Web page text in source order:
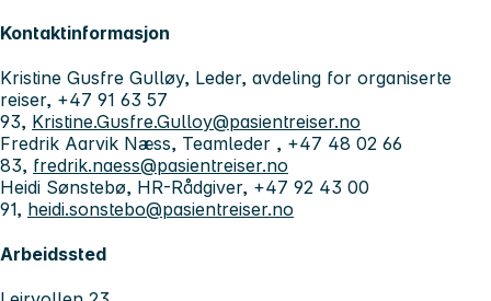
Kontaktinformasjon
Kristine Gusfre Gulløy, Leder, avdeling for organiserte
reiser, +47 91 63 57
93, Kristine.Gusfre.Gulloy@pasientreiser.no
Fredrik Aarvik Næss, Teamleder , +47 48 02 66
83, fredrik.naess@pasientreiser.no
Heidi Sønstebø, HR-Rådgiver, +47 92 43 00
91, heidi.sonstebo@pasientreiser.no
Arbeidssted